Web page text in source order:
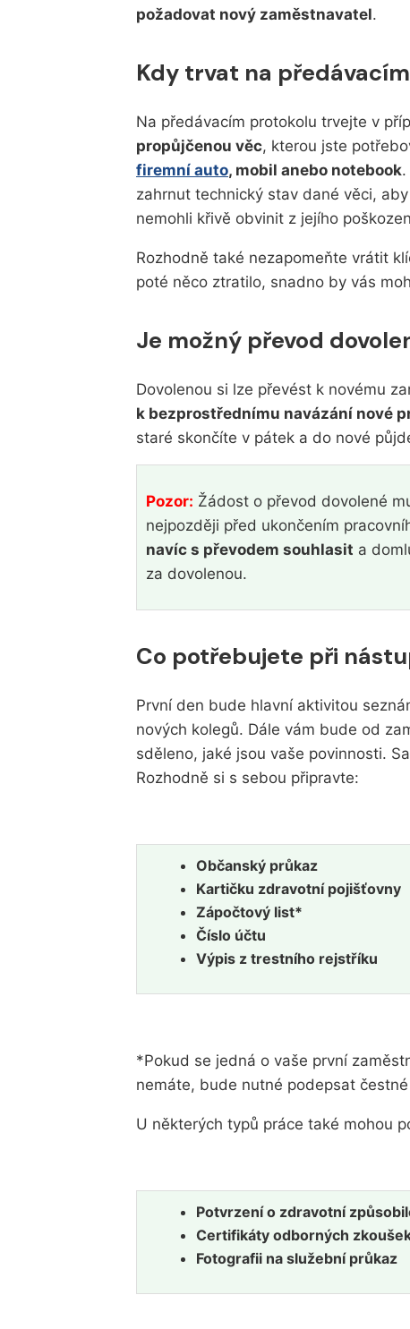
požadovat nový zaměstnavatel.
Kdy trvat na
Na předávacím protokolu trvejte v
propůjčenou věc, kterou jste
firemní auto, mobil anebo notebook
zahrnut technický stav dané věci,
nemohli křivě obvinit z jejího
Rozhodně také nezapomeňte vrátit
poté něco ztratilo, snadno by vás
Je možný převod
Dovolenou si lze převést k novému
k bezprostřednímu navázání nové
staré skončíte v pátek a do nové
Pozor: Žádost o převod dovolené
nejpozději před ukončením
navíc s převodem souhlasit a
za dovolenou.
Co potřebujete při
První den bude hlavní aktivitou
nových kolegů. Dále vám bude od
sděleno, jaké jsou vaše povinnosti.
Rozhodně si s sebou připravte:
Občanský průkaz
Kartičku zdravotní pojišťovny
Zápočtový list*
Číslo účtu
Výpis z trestního rejstříku
*Pokud se jedná o vaše první
nemáte, bude nutné podepsat
U některých typů práce také mohou
Potvrzení o zdravotní
Certifikáty odborných
Fotografii na služební průkaz